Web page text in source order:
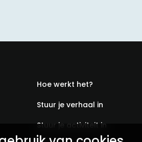
Hoe werkt het?
Stuur je verhaal in
Stuur je activiteit in